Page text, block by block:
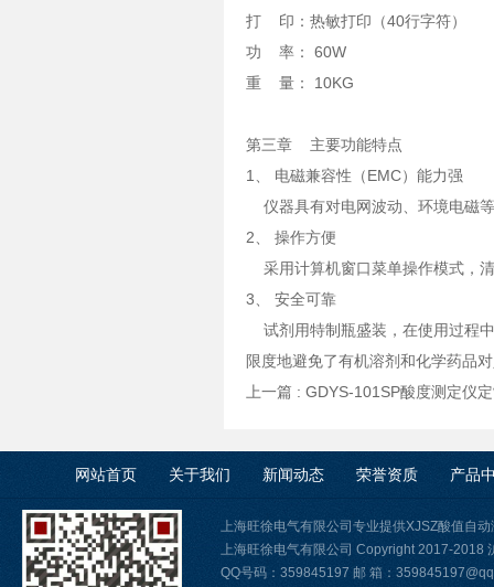
打 印：热敏打印（40行字符）
功 率： 60W
重 量： 10KG
第三章 主要功能特点
1、 电磁兼容性（EMC）能力强
仪器具有对电网波动、环境电磁
2、 操作方便
采用计算机窗口菜单操作模式，
3、 安全可靠
试剂用特制瓶盛装，在使用过程
限度地避免了有机溶剂和化学药品
上一篇 : GDYS-101SP酸度测定仪
网站首页 关于我们 新闻动态 荣誉资质 产品
上海旺徐电气有限公司专业提供XJSZ酸值自
上海旺徐电气有限公司 Copyright 2017-2018
QQ号码：359845197 邮 箱：